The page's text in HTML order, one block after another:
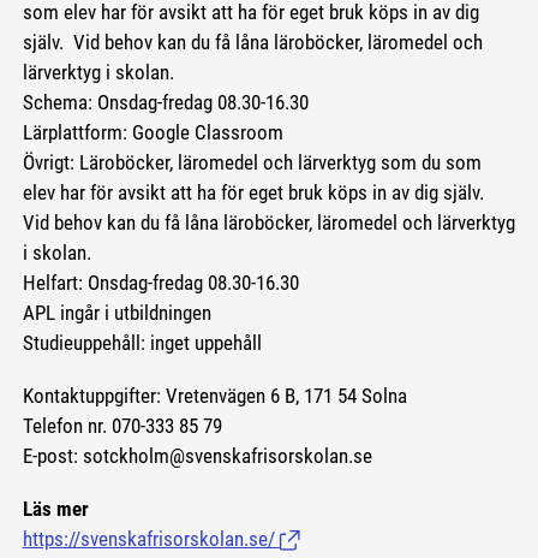
som elev har för avsikt att ha för eget bruk köps in av dig
själv. Vid behov kan du få låna läroböcker, läromedel och
lärverktyg i skolan.
Schema: Onsdag-fredag 08.30-16.30
Lärplattform: Google Classroom
Övrigt: Läroböcker, läromedel och lärverktyg som du som
elev har för avsikt att ha för eget bruk köps in av dig själv.
Vid behov kan du få låna läroböcker, läromedel och lärverktyg
i skolan.
Helfart: Onsdag-fredag 08.30-16.30
APL ingår i utbildningen
Studieuppehåll: inget uppehåll
Kontaktuppgifter: Vretenvägen 6 B, 171 54 Solna
Telefon nr. 070-333 85 79
E-post: sotckholm@svenskafrisorskolan.se
Läs mer
https://svenskafrisorskolan.se/ (Länk till extern sida.)